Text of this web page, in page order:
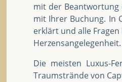
mit der Beantwortung
mit Ihrer Buchung. In
erklärt und alle
Herzensangelegenheit.
Die meisten Luxus-
Traumstrände von